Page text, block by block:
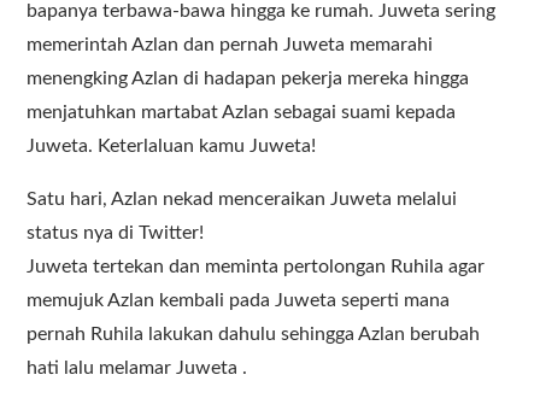
bapanya terbawa-bawa hingga ke rumah. Juweta sering
memerintah Azlan dan pernah Juweta memarahi
menengking Azlan di hadapan pekerja mereka hingga
menjatuhkan martabat Azlan sebagai suami kepada
Juweta. Keterlaluan kamu Juweta!
Satu hari, Azlan nekad menceraikan Juweta melalui
status nya di Twitter!
Juweta tertekan dan meminta pertolongan Ruhila agar
memujuk Azlan kembali pada Juweta seperti mana
pernah Ruhila lakukan dahulu sehingga Azlan berubah
hati lalu melamar Juweta .